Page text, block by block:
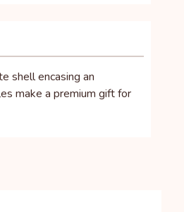
shell encasing an
make a premium gift for